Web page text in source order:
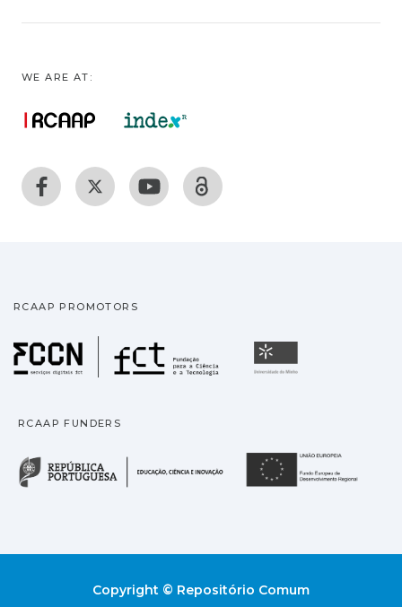
WE ARE AT:
RCAAP PROMOTORS
Fundação para a
RCAAP FUNDERS
República Portuguesa
Copyright © Repositório Comum